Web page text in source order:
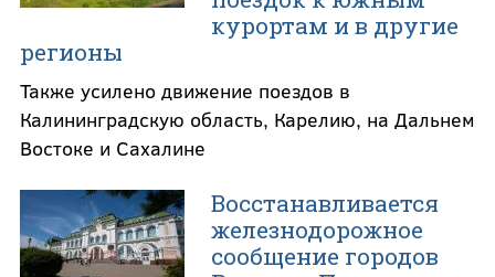
курортам и в другие
регионы
Также усилено движение поездов в
Калининградскую область, Карелию, на Дальнем
Востоке и Сахалине
Восстанавливается
железнодорожное
сообщение городов